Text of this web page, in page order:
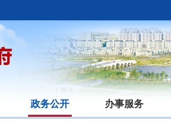
政务公开 办事服务